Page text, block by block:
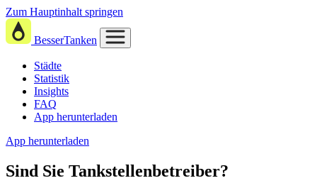
Zum Hauptinhalt springen
BesserTanken
Städte
Statistik
Insights
FAQ
App herunterladen
App herunterladen
Sind Sie Tankstellenbetreiber?